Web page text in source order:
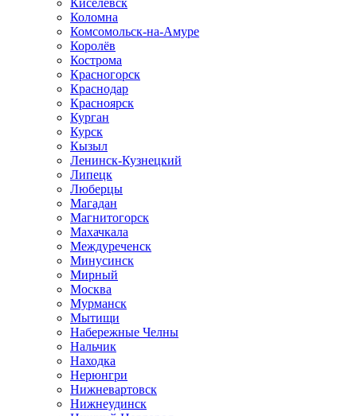
Коломна
Комсомольск-на-Амуре
Королёв
Кострома
Красногорск
Краснодар
Красноярск
Курган
Курск
Кызыл
Ленинск-Кузнецкий
Липецк
Люберцы
Магадан
Магнитогорск
Махачкала
Междуреченск
Минусинск
Мирный
Москва
Мурманск
Мытищи
Набережные Челны
Нальчик
Находка
Нерюнгри
Нижневартовск
Нижнеудинск